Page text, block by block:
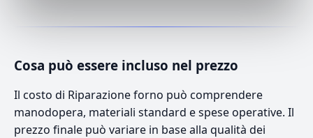
Cosa può essere incluso nel prezzo
Il costo di Riparazione forno può comprendere
manodopera, materiali standard e spese operative. Il
prezzo finale può variare in base alla qualità dei